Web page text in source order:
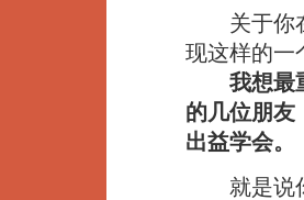
关于你在
现这样的一
我想最
的几位朋友
出益学会。
就是说你